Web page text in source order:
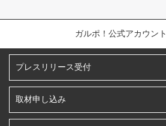
ガルポ！公式アカウント
プレスリリース受付
取材申し込み